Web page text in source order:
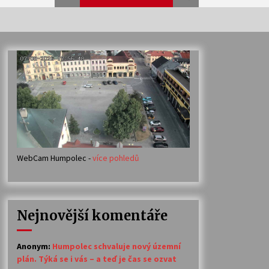
Veselí muzikanti
30. 7. 2026
Votavžatský ploty
23. 7. 2026
14. 7. 2026
30. 6. 2026
WebCam Humpolec -více pohledů
Nejnovější komentáře
Anonym: Humpolec schvaluje nový územní
plán. Týká se i vás – a teď je čas se ozvat